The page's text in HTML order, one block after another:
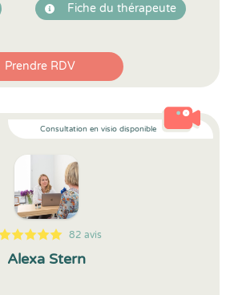
Fiche du thérapeute
Prendre RDV
Consultation en visio disponible
5
1
5
82 82 avis
Alexa Stern